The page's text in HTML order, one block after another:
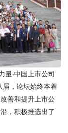
量·中国上市公司
届，论坛始终本着
善和提升上市公
，积极推选出了